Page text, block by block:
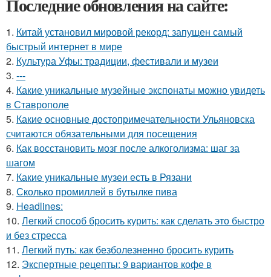
Последние обновления на сайте:
1. Китай установил мировой рекорд: запущен самый
быстрый интернет в мире
2. Культура Уфы: традиции, фестивали и музеи
3. ---
4. Какие уникальные музейные экспонаты можно увидеть
в Ставрополе
5. Какие основные достопримечательности Ульяновска
считаются обязательными для посещения
6. Как восстановить мозг после алкоголизма: шаг за
шагом
7. Какие уникальные музеи есть в Рязани
8. Сколько промиллей в бутылке пива
9. Headlines:
10. Легкий способ бросить курить: как сделать это быстро
и без стресса
11. Легкий путь: как безболезненно бросить курить
12. Экспертные рецепты: 9 вариантов кофе в